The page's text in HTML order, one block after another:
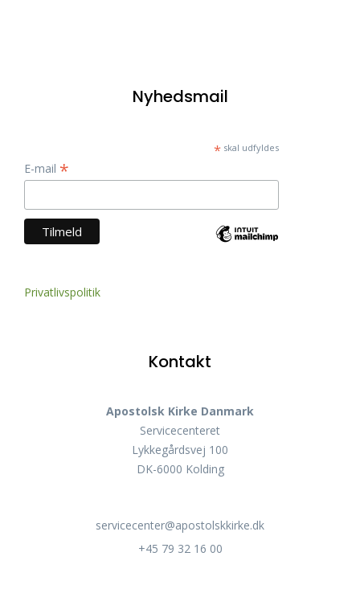
Nyhedsmail
*skal udfyldes
E-mail *
Privatlivspolitik
Kontakt
Apostolsk Kirke Danmark
Servicecenteret
Lykkegårdsvej 100
DK-6000 Kolding
servicecenter@apostolskkirke.dk
+45 79 32 16 00